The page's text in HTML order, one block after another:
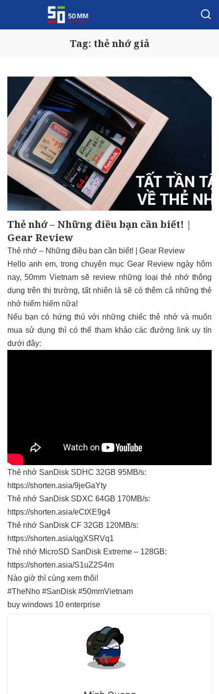
Tag: thẻ nhớ giả
Thẻ nhớ – Những điều bạn cần biết! |
Gear Review
Thẻ nhớ – Những điều bạn cần biết! | Gear Review
Hello anh em, trong chuyên mục Gear Review ngày hôm
nay, 50mm Vietnam sẽ review những loạithẻ nhớ thông
dụng trên thị trường, tất nhiên là sẽ có thêm cả những thẻ
nhớ hiếm hiếm nữa!
Nếu bạn có hứng thú với những chiếc thẻ nhớ và muốn
mua sử dụng thì có thể tham khảo các đường link uy tín
dưới đây:
Thẻ nhớ SanDisk SDHC 32GB 95MB/s:
https://shorten.asia/9jeGaYty
Thẻ nhớ SanDisk SDXC 64GB 170MB/s:
https://shorten.asia/eCtXE9g4
Thẻ nhớ SanDisk CF 32GB 120MB/s:
https://shorten.asia/qgXSRVq1
Thẻ nhớ MicroSD SanDisk Extreme – 128GB:
https://shorten.asia/S1uZ2S4m
Nào giờ thì cùng xem thôi!
#TheNho #SanDisk #50mmVietnam
buy windows 10 enterprise